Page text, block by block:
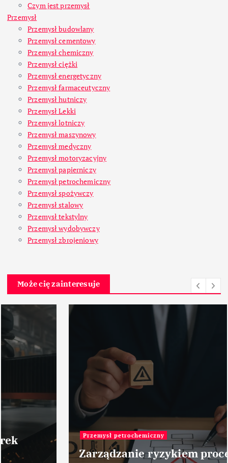
Czym jest przemysł
Przemysł
Przemysł budowlany
Przemysł cementowy
Przemysł chemiczny
Przemysł ciężki
Przemysł energetyczny
Przemysł farmaceutyczny
Przemysł hutniczy
Przemysł Lekki
Przemysł lotniczy
Przemysł maszynowy
Przemysł medyczny
Przemysł motoryzacyjny
Przemysł papierniczy
Przemysł petrochemiczny
Przemysł spożywczy
Przemysł stalowy
Przemysł tekstylny
Przemysł wydobywczy
Przemysł zbrojeniowy
Może cię zainteresuje
Przemysł petrochemiczny
Zarządzanie ryzykiem procesowym